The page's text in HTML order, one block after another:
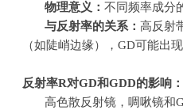
物理意义：不同频率成分
与反射率的关系：高反射
（如陡峭边缘），GD可能出
反射率R对GD和GDD的影响：
高色散反射镜，啁啾镜和